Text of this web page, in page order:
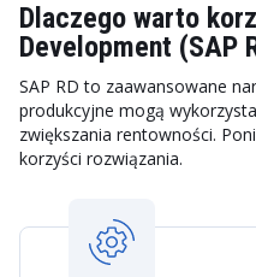
Dlaczego warto
Development (SAP
SAP RD to zaawansowane
produkcyjne mogą
zwiększania rentowności.
korzyści rozwiązania.